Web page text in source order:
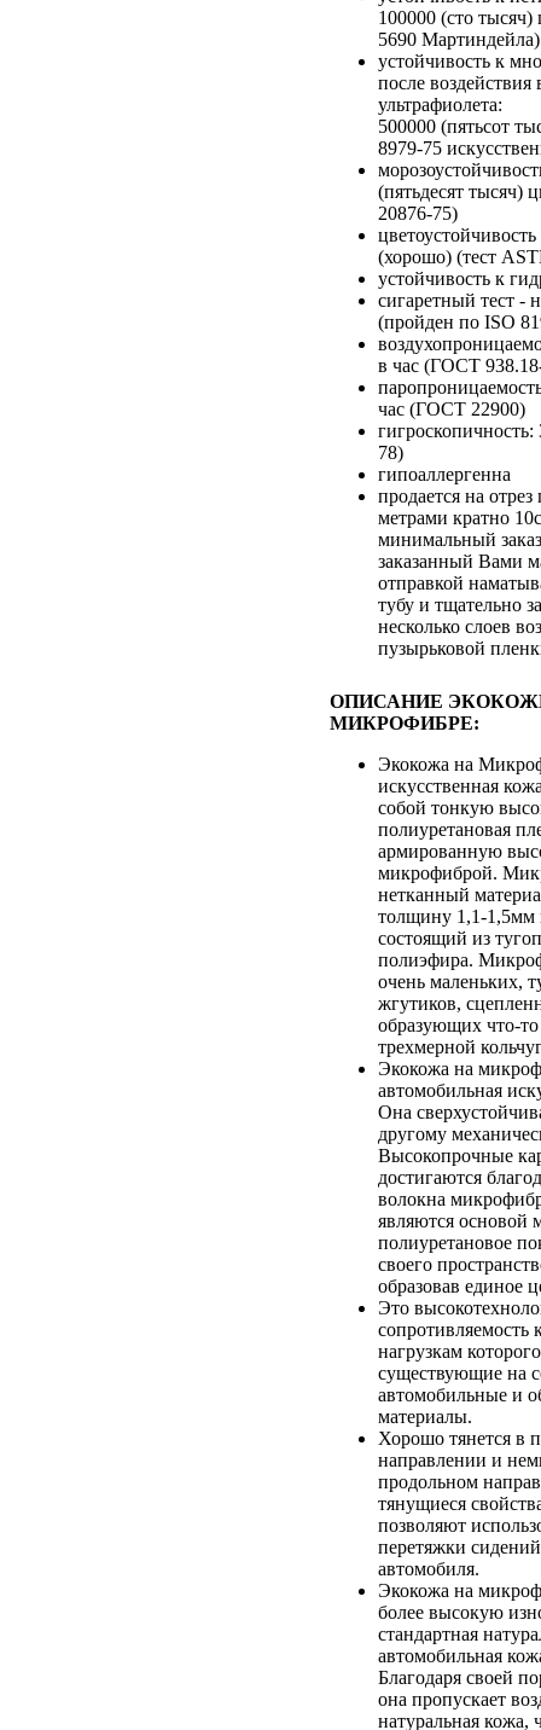
100000 (сто тысяч)
5690 Мартиндейла)
устойчивость к
после воздействия
ультрафиолета:
500000 (пятьсот
8979-75
(пятьдесят тысяч)
20876-75)
(хорошо) (тест
устойчивость к
сигаретный тест -
(пройден по ISO
в час (ГОСТ
час (ГОСТ 22900)
78)
гипоаллергенна
продается на
метрами кратно
минимальный
заказанный Вами
отправкой
тубу и тщательно
несколько слоев
пузырьковой
ОПИСАНИЕ
МИКРОФИБРЕ:
Экокожа на
искусственная
собой тонкую
полиуретановая
армированную
микрофиброй.
нетканный
толщину 1,1-1,5мм
состоящий из
полиэфира.
очень маленьких,
жгутиков,
образующих что-
трехмерной
Экокожа на
автомобильная
Она
другому
Высокопрочные
достигаются
волокна
являются основой
полиуретановое
своего
образовав единое
Это
сопротивляемость
нагрузкам
существующие на
автомобильные и
материалы.
Хорошо тянется в
направлении и
продольном
тянущиеся
позволяют
перетяжки
автомобиля.
Экокожа на
более высокую
стандартная
автомобильная
Благодаря своей
она пропускает
натуральная кожа,